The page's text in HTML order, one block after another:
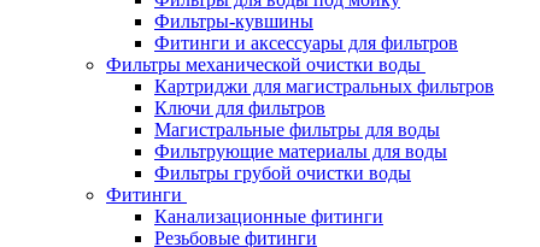
Фильтры-кувшины
Фитинги и аксессуары для фильтров
Фильтры механической очистки воды
Картриджи для магистральных фильтров
Ключи для фильтров
Магистральные фильтры для воды
Фильтрующие материалы для воды
Фильтры грубой очистки воды
Фитинги
Канализационные фитинги
Резьбовые фитинги